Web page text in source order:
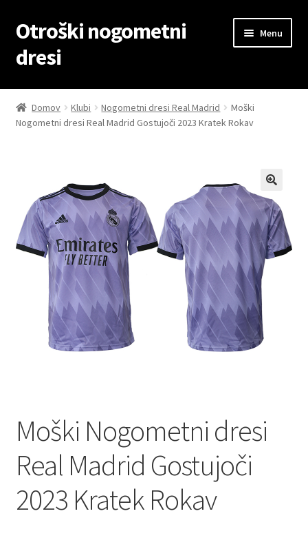
Skip
to
navigation
Skip
to
content
Otroški nogometni
dresi
Menu
Domov
Blog
Košarica
Moj račun
Trgovina
Zaključek nakupa
Domov Klubi Nogometni dresi Real Madrid
Moški
Nogometni dresi Real Madrid Gostujoči 2023 Kratek Rokav
Moški Nogometni dresi
Real Madrid Gostujoči
2023 Kratek Rokav